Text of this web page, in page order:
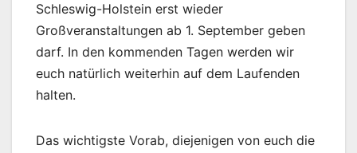
Schleswig-Holstein erst wieder
Großveranstaltungen ab 1. September geben
darf. In den kommenden Tagen werden wir
euch natürlich weiterhin auf dem Laufenden
halten.
Das wichtigste Vorab, diejenigen von euch die